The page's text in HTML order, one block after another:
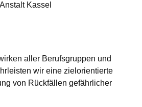
Kassel
aller Berufsgruppen und
wir eine zielorientierte
von Rückfällen gefährlicher